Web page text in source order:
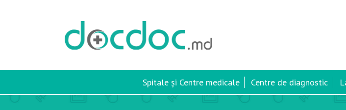
Spitale și Centre medicale Centre de diagnostic